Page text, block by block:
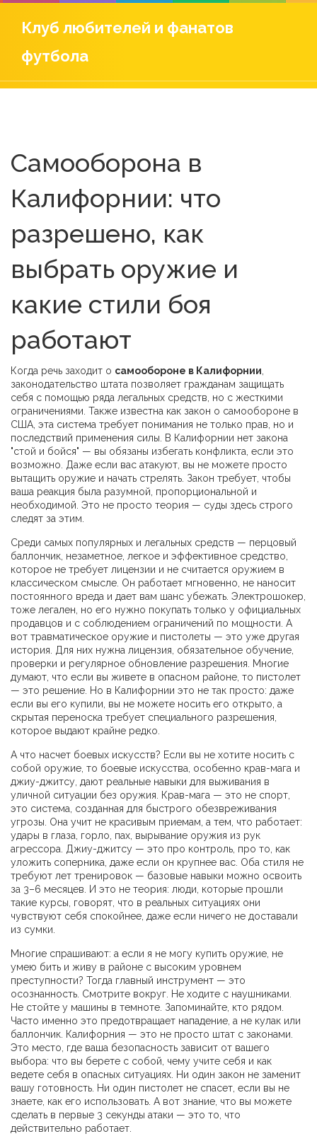
Клуб любителей и фанатов
футбола
Самооборона в
Калифорнии: что
разрешено, как
выбрать оружие и
какие стили боя
работают
Когда речь заходит о самообороне в Калифорнии
законодательство штата позволяет гражданам защищать
себя с помощью ряда легальных средств, но с жесткими
ограничениями . Также известна как закон о самообороне в
США , эта система требует понимания не только прав, но и
последствий применения силы.
В Калифорнии нет закона
"стой и бойся" — вы обязаны избегать конфликта, если это
возможно. Даже если вас атакуют, вы не можете просто
вытащить оружие и начать стрелять. Закон требует, чтобы
ваша реакция была разумной, пропорциональной и
необходимой. Это не просто теория — суды здесь строго
следят за этим.
Среди самых популярных и легальных средств — перцовый
баллончик незаметное, легкое и эффективное средство,
которое не требует лицензии и не считается оружием в
классическом смысле . Он работает мгновенно, не наносит
постоянного вреда и дает вам шанс убежать. Электрошокер
тоже легален, но его нужно покупать только у официальных
продавцов и с соблюдением ограничений по мощности . А
вот травматическое оружие и пистолеты — это уже другая
история. Для них нужна лицензия, обязательное обучение,
проверки и регулярное обновление разрешения. Многие
думают, что если вы живете в опасном районе, то пистолет
— это решение. Но в Калифорнии это не так просто: даже
если вы его купили, вы не можете носить его открыто, а
скрытая переноска требует специального разрешения,
которое выдают крайне редко.
А что насчет боевых искусств? Если вы не хотите носить с
собой оружие, то боевые искусства особенно крав-мага и
джиу-джитсу, дают реальные навыки для выживания в
уличной ситуации без оружия . Крав-мага — это не спорт,
это система, созданная для быстрого обезвреживания
угрозы. Она учит не красивым приемам, а тем, что работает:
удары в глаза, горло, пах, вырывание оружия из рук
агрессора. Джиу-джитсу — это про контроль, про то, как
уложить соперника, даже если он крупнее вас. Оба стиля не
требуют лет тренировок — базовые навыки можно освоить
за 3–6 месяцев. И это не теория: люди, которые прошли
такие курсы, говорят, что в реальных ситуациях они
чувствуют себя спокойнее, даже если ничего не доставали
из сумки.
Многие спрашивают: а если я не могу купить оружие, не
умею бить и живу в районе с высоким уровнем
преступности? Тогда главный инструмент — это
осознанность. Смотрите вокруг. Не ходите с наушниками.
Не стойте у машины в темноте. Запоминайте, кто рядом.
Часто именно это предотвращает нападение, а не кулак или
баллончик. Калифорния — это не просто штат с законами.
Это место, где ваша безопасность зависит от вашего
выбора: что вы берете с собой, чему учите себя и как
ведете себя в опасных ситуациях. Ни один закон не заменит
вашу готовность. Ни один пистолет не спасет, если вы не
знаете, как его использовать. А вот знание, что вы можете
сделать в первые 3 секунды атаки — это то, что
действительно работает.